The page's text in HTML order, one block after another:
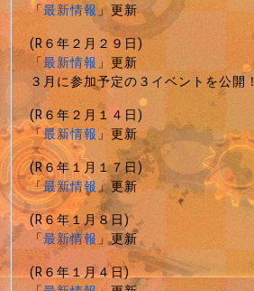
「最新情報」更新
(R６年２月２９日)
「最新情報」更新
３月に参加予定の３イベントを公開！
(R６年２月１４日)
「最新情報」更新
(R６年１月１７日)
「最新情報」更新
(R６年１月８日)
「最新情報」更新
(R６年１月４日)